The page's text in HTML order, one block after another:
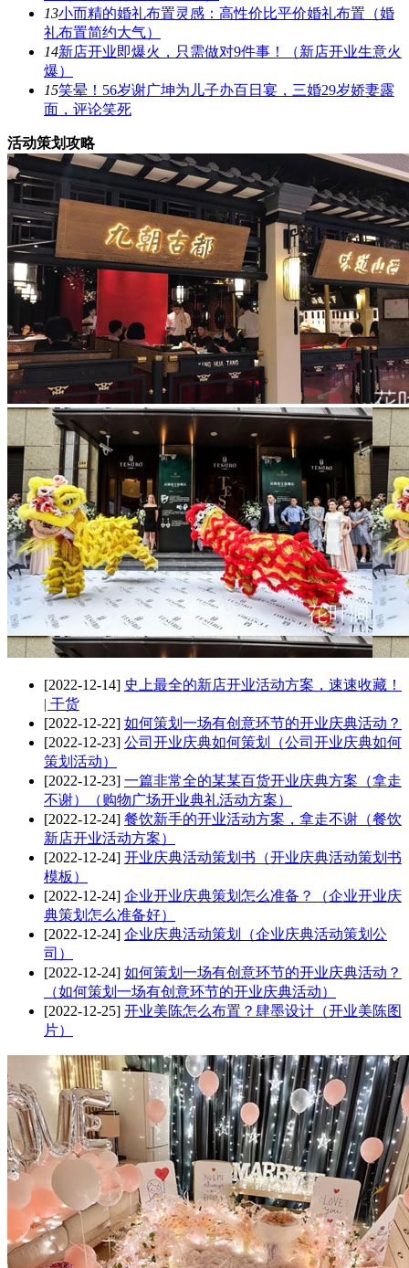
13小而精的婚礼布置灵感：高性价比平价婚礼布置（婚
礼布置简约大气）
14新店开业即爆火，只需做对9件事！（新店开业生意火
爆）
15笑晕！56岁谢广坤为儿子办百日宴，三婚29岁娇妻露
面，评论笑死
活动策划攻略
[2022-12-14] 史上最全的新店开业活动方案，速速收藏！
| 干货
[2022-12-22] 如何策划一场有创意环节的开业庆典活动？
[2022-12-23] 公司开业庆典如何策划（公司开业庆典如何
策划活动）
[2022-12-23] 一篇非常全的某某百货开业庆典方案（拿走
不谢）（购物广场开业典礼活动方案）
[2022-12-24] 餐饮新手的开业活动方案，拿走不谢（餐饮
新店开业活动方案）
[2022-12-24] 开业庆典活动策划书（开业庆典活动策划书
模板）
[2022-12-24] 企业开业庆典策划怎么准备？（企业开业庆
典策划怎么准备好）
[2022-12-24] 企业庆典活动策划（企业庆典活动策划公
司）
[2022-12-24] 如何策划一场有创意环节的开业庆典活动？
（如何策划一场有创意环节的开业庆典活动）
[2022-12-25] 开业美陈怎么布置？肆墨设计（开业美陈图
片）